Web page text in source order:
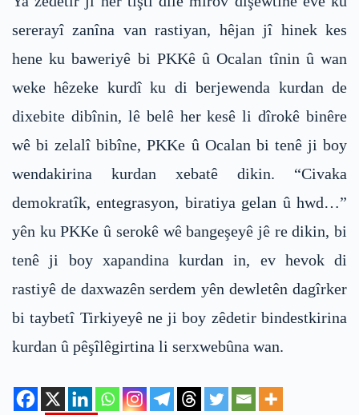
sererayî zanîna van rastiyan, hêjan jî hinek kes
hene ku baweriyê bi PKKê û Ocalan tînin û wan
weke hêzeke kurdî ku di berjewenda kurdan de
dixebite dibînin, lê belê her kesê li dîrokê binêre
wê bi zelalî bibîne, PKKe û Ocalan bi tenê ji boy
wendakirina kurdan xebatê dikin. “Civaka
demokratîk, entegrasyon, biratiya gelan û hwd…”
yên ku PKKe û serokê wê bangeşeyê jê re dikin, bi
tenê ji boy xapandina kurdan in, ev hevok di
rastiyê de daxwazên serdem yên dewletên dagîrker
bi taybetî Tirkiyeyê ne ji boy zêdetir bindestkirina
kurdan û pêşîlêgirtina li serxwebûna wan.